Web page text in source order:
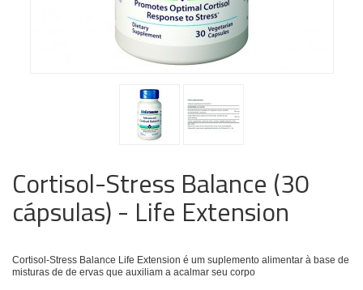
Cortisol-Stress Balance (30
cápsulas) - Life Extension
Cortisol-Stress Balance Life Extension é um suplemento alimentar à base de
misturas de de ervas que auxiliam a acalmar seu corpo